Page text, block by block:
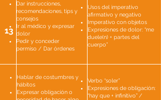
13
Dar instrucciones,
recomendaciones, tips y
consejos
Ir al médico y expresar
dolor
Pedir y conceder
permiso / Dar órdenes
Usos del imperativo
afirmativo y negativo
Imperativo con objetos
Expresiones de dolor: “me
duele(n) + partes del
cuerpo”
Hablar de costumbres y
hábitos
Expresar obligación o
Verbo “soler”
Expresiones de obligación:
“hay que + infinitivo” /